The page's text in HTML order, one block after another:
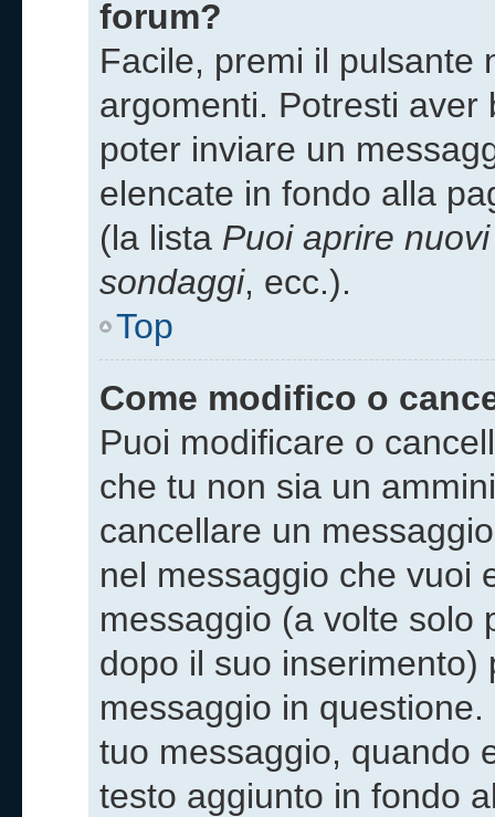
forum?
Facile, premi il pulsante
argomenti. Potresti
poter inviare un
elencate in fondo alla
(la lista Puoi aprire
sondaggi, ecc.).
Top
Come modifico o
Puoi modificare o
che tu non sia un
cancellare un
nel messaggio che vuoi
messaggio (a volte solo
dopo il suo
messaggio in
tuo messaggio, quando
testo aggiunto in fondo